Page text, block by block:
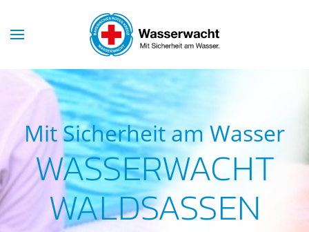
Skip to main content
Mit Sicherheit am Wasser
WASSERWACHT
WALDSASSEN